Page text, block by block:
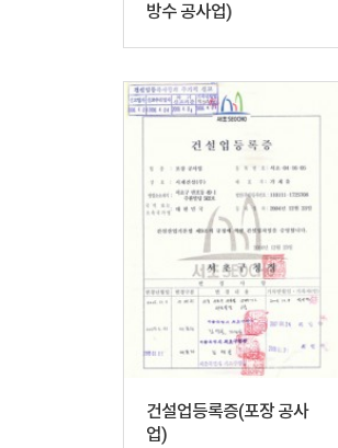
방수 공사업)
건설업등록증(포장 공사
업)